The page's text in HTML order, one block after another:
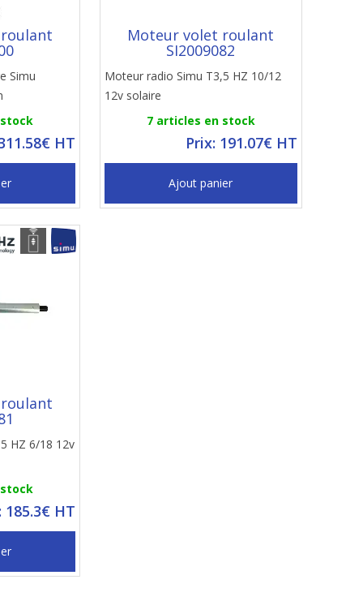
Simu
HT
Moteur volet roulant
SI2009082
Moteur radio Simu T3,5 HZ 10/12
12v solaire
7 articles en stock
Prix: 191.07€ HT
Ajout panier
HZ 6/18 12v
185.3€ HT